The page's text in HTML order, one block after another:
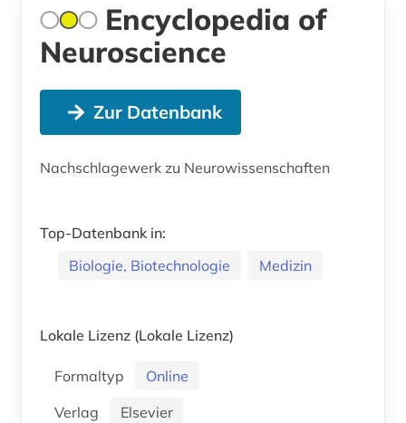
Encyclopedia of
Neuroscience
Zur Datenbank
Nachschlagewerk zu Neurowissenschaften
Top-Datenbank in:
Biologie, Biotechnologie
Medizin
Lokale Lizenz (Lokale Lizenz)
Formaltyp
Online
Verlag
Elsevier